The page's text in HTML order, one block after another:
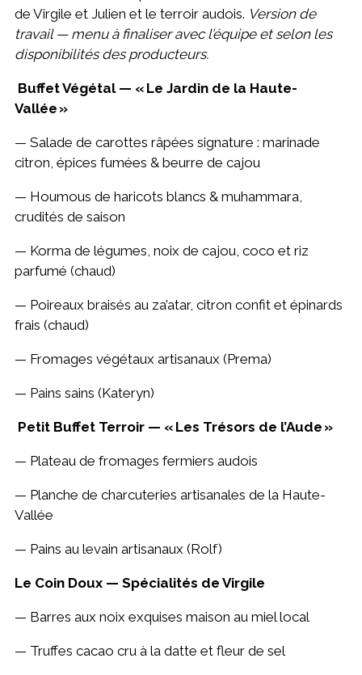
de Virgile et Julien et le terroir audois. Version de
travail — menu à finaliser avec l’équipe et selon les
disponibilités des producteurs.
Buffet Végétal — « Le Jardin de la Haute-
Vallée »
— Salade de carottes râpées signature : marinade
citron, épices fumées & beurre de cajou
— Houmous de haricots blancs & muhammara,
crudités de saison
— Korma de légumes, noix de cajou, coco et riz
parfumé (chaud)
— Poireaux braisés au za’atar, citron confit et épinards
frais (chaud)
— Fromages végétaux artisanaux (Prema)
— Pains sains (Kateryn)
Petit Buffet Terroir — « Les Trésors de l’Aude »
— Plateau de fromages fermiers audois
— Planche de charcuteries artisanales de la Haute-
Vallée
— Pains au levain artisanaux (Rolf)
Le Coin Doux — Spécialités de Virgile
— Barres aux noix exquises maison au miel local
— Truffes cacao cru à la datte et fleur de sel